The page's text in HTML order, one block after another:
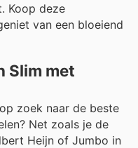
Koop deze
van een bloeiend
Slim met
zoek naar de beste
Net zoals je de
Heijn of Jumbo in